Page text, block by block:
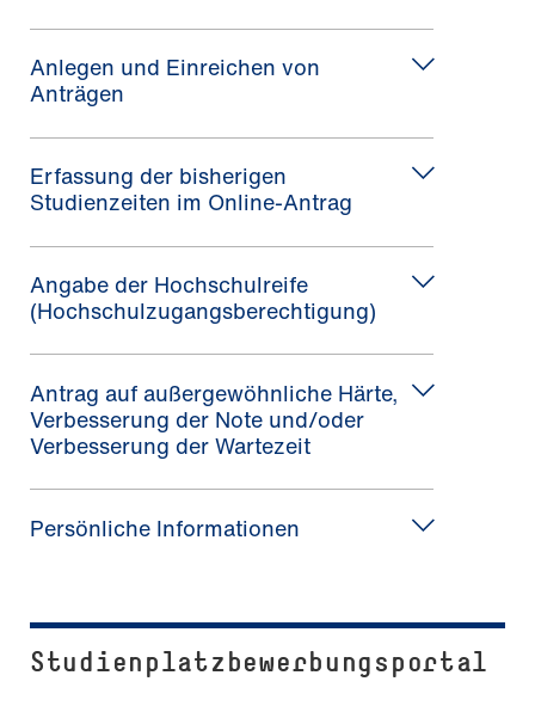
Anlegen und Einreichen von
Anträgen
Erfassung der bisherigen
Studienzeiten im Online-Antrag
Angabe der Hochschulreife
(Hochschulzugangsberechtigung)
Antrag auf außergewöhnliche Härte,
Verbesserung der Note und/oder
Verbesserung der Wartezeit
Persönliche Informationen
Studienplatzbewerbungsportal